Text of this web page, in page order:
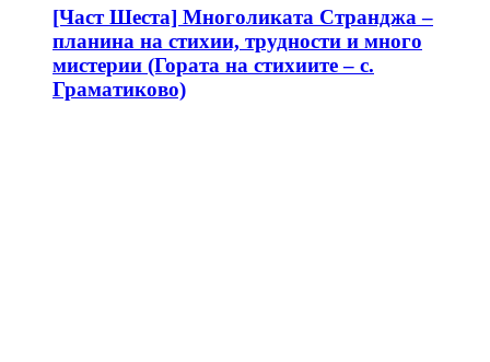
[Част Шеста] Многоликата Странджа –
планина на стихии, трудности и много
мистерии (Гората на стихиите – с.
Граматиково)